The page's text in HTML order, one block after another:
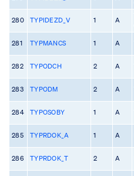
280 TYPIDEZD_V 1 A
281 TYPMANCS 1 A
282 TYPODCH 2 A
283 TYPODM 2 A
284 TYPOSOBY 1 A
285 TYPRDOK_A 1 A
286 TYPRDOK_T 2 A